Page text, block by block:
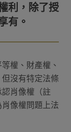
利，除了授
權、財產權、
沒有特定法條
肖像權（註
像權問題上法